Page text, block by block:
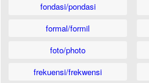
fondasi/pondasi
formal/formil
foto/photo
frekuensi/frekwensi